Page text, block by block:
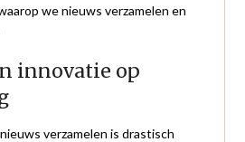
we nieuws verzamelen en
innovatie op
verzamelen is drastisch